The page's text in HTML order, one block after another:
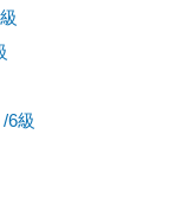
/6級